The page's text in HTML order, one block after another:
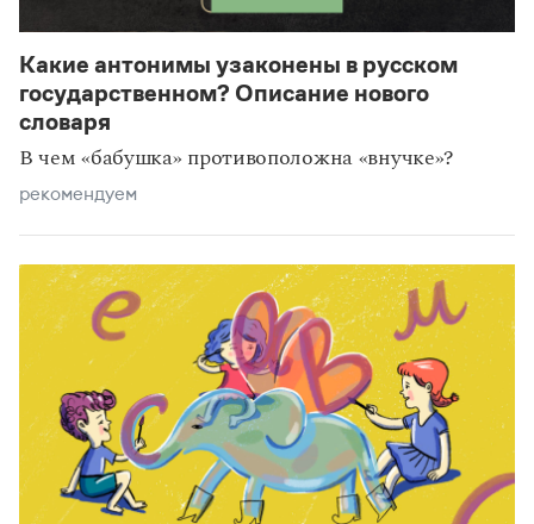
Какие антонимы узаконены в русском
государственном? Описание нового
словаря
В чем «бабушка» противоположна «внучке»?
рекомендуем